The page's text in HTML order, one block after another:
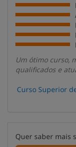
Um ótimo curso,
qualificados e
Curso Superior
Quer saber mais